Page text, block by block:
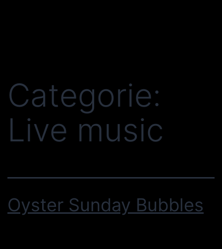
Categorie:
Live music
Oyster Sunday Bubbles